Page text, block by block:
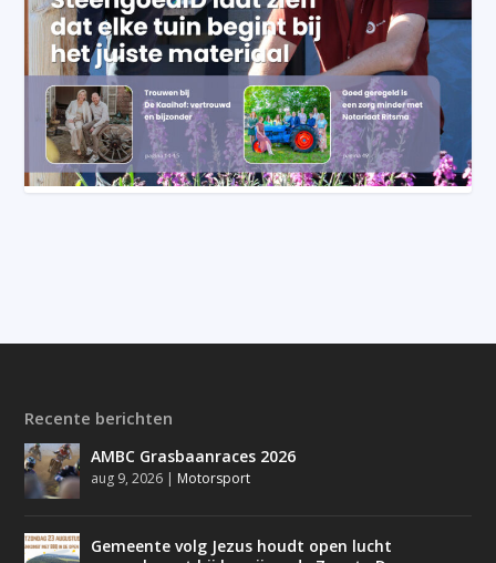
Recente berichten
AMBC Grasbaanraces 2026
aug 9, 2026 | Motorsport
Gemeente volg Jezus houdt open lucht